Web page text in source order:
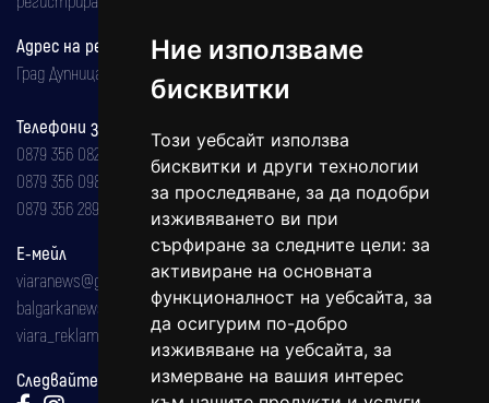
Ние използваме
бисквитки
Този уебсайт използва
бисквитки и други технологии
за проследяване, за да подобри
изживяването ви при
сърфиране за следните цели: за
активиране на основната
функционалност на уебсайта, за
да осигурим по-добро
изживяване на уебсайта, за
измерване на вашия интерес
Адрес на редакцията
Град Дупница, ул.''Христо Ботев" 43
Телефони за реклама и абонаменти
0879 356 082
0879 356 098
0879 356 289
Е-мейл
viaranews@gmail.com
balgarkanews@gmail.com
viara_reklama@mail.bg
Следвайте ни: